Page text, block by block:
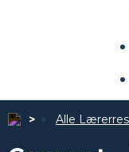
Alle